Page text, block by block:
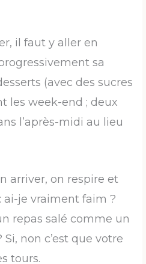
il faut y aller en
sa
(avec des sucres
les week-end ; deux
l’après-midi au lieu
arriver, on respire et
ai-je vraiment faim ?
repas salé comme un
non c’est que votre
tours.